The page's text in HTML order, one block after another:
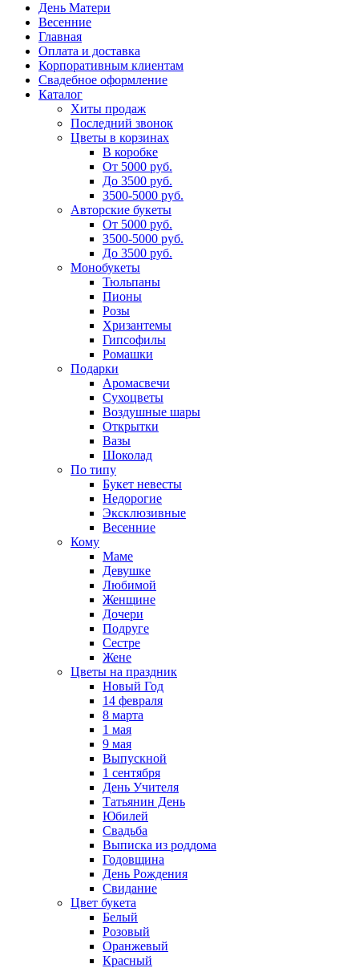
День Матери
Весенние
Главная
Оплата и доставка
Корпоративным клиентам
Свадебное оформление
Каталог
Хиты продаж
Последний звонок
Цветы в корзинах
В коробке
От 5000 руб.
До 3500 руб.
3500-5000 руб.
Авторские букеты
От 5000 руб.
3500-5000 руб.
До 3500 руб.
Монобукеты
Тюльпаны
Пионы
Розы
Хризантемы
Гипсофилы
Ромашки
Подарки
Аромасвечи
Сухоцветы
Воздушные шары
Открытки
Вазы
Шоколад
По типу
Букет невесты
Недорогие
Эксклюзивные
Весенние
Кому
Маме
Девушке
Любимой
Женщине
Дочери
Подруге
Сестре
Жене
Цветы на праздник
Новый Год
14 февраля
8 марта
1 мая
9 мая
Выпускной
1 сентября
День Учителя
Татьянин День
Юбилей
Свадьба
Выписка из роддома
Годовщина
День Рождения
Свидание
Цвет букета
Белый
Розовый
Оранжевый
Красный